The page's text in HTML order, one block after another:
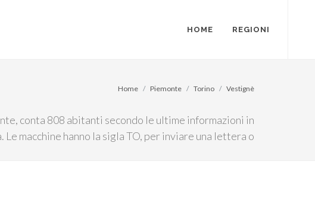
HOME REGIONI
conta 808 abitanti secondo le ultime informazioni in
macchine hanno la sigla TO, per inviare una lettera o
Home Piemonte Torino Vestignè